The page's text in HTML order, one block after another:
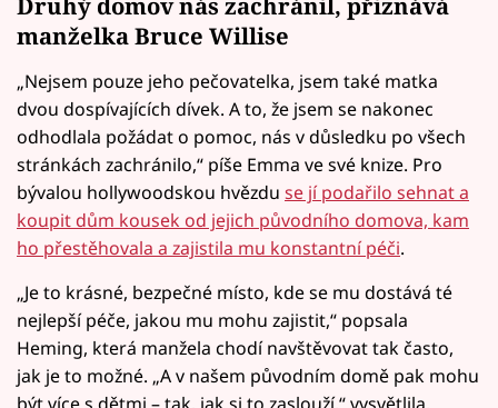
manželka Bruce Willise
„Nejsem pouze jeho pečovatelka, jsem také matka
dvou dospívajících dívek. A to, že jsem se nakonec
odhodlala požádat o pomoc, nás v důsledku po všech
stránkách zachránilo,“ píše Emma ve své knize. Pro
bývalou hollywoodskou hvězdu se jí podařilo sehnat a
koupit dům kousek od jejich původního domova, kam
ho přestěhovala a zajistila mu konstantní péči.
„Je to krásné, bezpečné místo, kde se mu dostává té
nejlepší péče, jakou mu mohu zajistit,“ popsala
Heming, která manžela chodí navštěvovat tak často,
jak je to možné. „A v našem původním domě pak mohu